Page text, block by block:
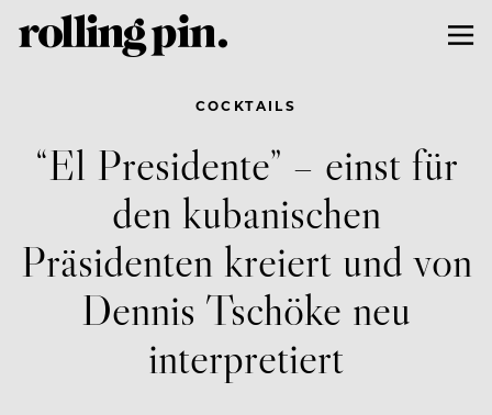
COCKTAILS
“El Presidente” – einst für
den kubanischen
Präsidenten kreiert und von
Dennis Tschöke neu
interpretiert